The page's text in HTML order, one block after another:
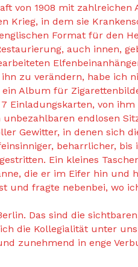
von 1908 mit zahlreichen
Krieg, in dem sie
Format für den
auch innen,
zu verändern, habe ich
Album für
Einladungskarten, von
endlosen
Gewitter, in denen sich
beharrlicher, bis
Ein kleines
die er im Eifer hin und
und fragte nebenbei, wo
Das sind die
die Kollegialität unter
zunehmend in enge